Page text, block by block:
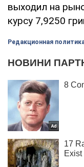
выходил на
курсу 7,9250
Редакционная